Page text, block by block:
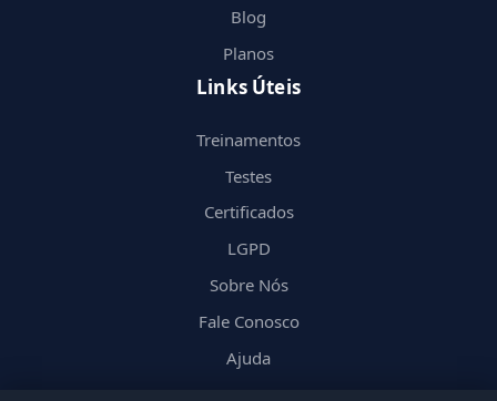
Blog
Planos
Links Úteis
Treinamentos
Testes
Certificados
LGPD
Sobre Nós
Fale Conosco
Ajuda